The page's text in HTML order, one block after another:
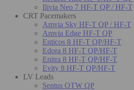
Ilivia Neo 7 HF-T QP / HF-T
CRT Pacemakers
Amvia Sky HF-T QP / HF-T
Amvia Edge HF-T QP
Enticos 8 HF-T QP/HF-T
Edora 8 HF-T QP/HF-T
Enitra 8 HF-T QP/HF-T
Evity 8 HF-T QP/HF-T
LV Leads
Sentus OTW QP